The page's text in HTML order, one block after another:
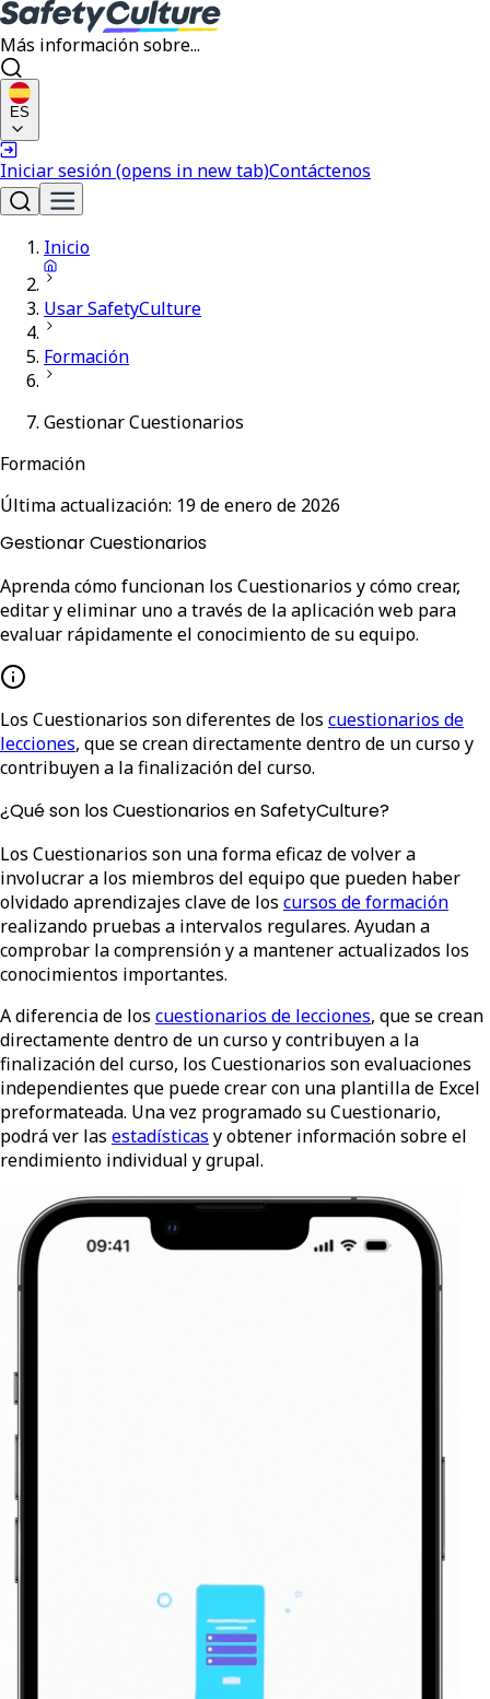
Más información sobre...
ES
Iniciar sesión(opens in new tab)Contáctenos
Inicio
Usar SafetyCulture
Formación
Gestionar Cuestionarios
Formación
Última actualización: 19 de enero de 2026
Gestionar Cuestionarios
Aprenda cómo funcionan los Cuestionarios y cómo crear,
editar y eliminar uno a través de la aplicación web para
evaluar rápidamente el conocimiento de su equipo.
Los Cuestionarios son diferentes de los cuestionarios de
lecciones, que se crean directamente dentro de un curso y
contribuyen a la finalización del curso.
¿Qué son los Cuestionarios en SafetyCulture?
Los Cuestionarios son una forma eficaz de volver a
involucrar a los miembros del equipo que pueden haber
olvidado aprendizajes clave de los cursos de formación
realizando pruebas a intervalos regulares. Ayudan a
comprobar la comprensión y a mantener actualizados los
conocimientos importantes.
A diferencia de los cuestionarios de lecciones, que se crean
directamente dentro de un curso y contribuyen a la
finalización del curso, los Cuestionarios son evaluaciones
independientes que puede crear con una plantilla de Excel
preformateada. Una vez programado su Cuestionario,
podrá ver las estadísticas y obtener información sobre el
rendimiento individual y grupal.